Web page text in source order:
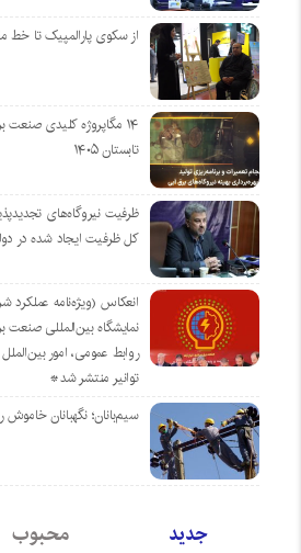
از سکوی پارالمپیک تا خط
۱۴ مگاپروژه‌ کلیدی صنعت
تابستان ۱۴۰۵
ظرفیت نیروگاه‌های
کل ظرفیت ایجاد شده در
انعکاس (ویژه‌نامه عملکرد
نمایشگاه بین‌المللی صنعت
روابط عمومی، امور
توانیر منتشر شد*
سیم‌بانان؛ نگهبانان خاموش
جدید محبوب